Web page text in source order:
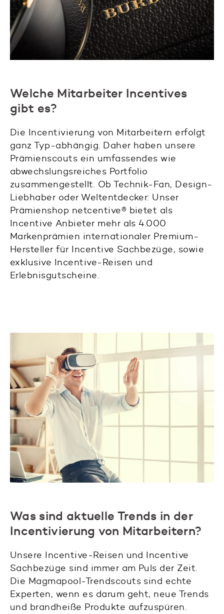
Welche Mitarbeiter Incentives
gibt es?
Die Incentivierung von Mitarbeitern erfolgt
ganz Typ-abhängig. Daher haben unsere
Prämienscouts ein umfassendes wie
abwechslungsreiches Portfolio
zusammengestellt. Ob Technik-Fan, Design-
Liebhaber oder Weltentdecker: Unser
Prämienshop netcentive® bietet als
Incentive Anbieter mehr als 4.000
Markenprämien internationaler Premium-
Hersteller für Incentive Sachbezüge, sowie
exklusive Incentive-Reisen und
Erlebnisgutscheine.
Was sind aktuelle Trends in der
Incentivierung von Mitarbeitern?
Unsere Incentive-Reisen und Incentive
Sachbezüge sind immer am Puls der Zeit.
Die Magmapool-Trendscouts sind echte
Experten, wenn es darum geht, neue Trends
und brandheiße Produkte aufzuspüren.